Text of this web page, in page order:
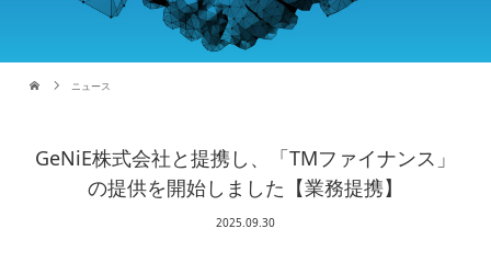
ニュース
GeNiE株式会社と提携し、「TMファイナンス」
の提供を開始しました【業務提携】
2025.09.30